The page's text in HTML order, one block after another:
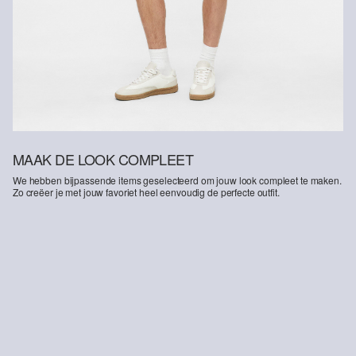
MAAK DE LOOK COMPLEET
We hebben bijpassende items geselecteerd om jouw look compleet te maken.
Zo creëer je met jouw favoriet heel eenvoudig de perfecte outfit.